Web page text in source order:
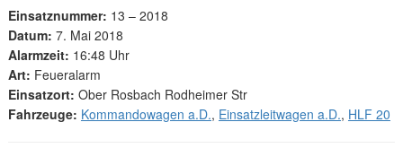
Einsatznummer: 13 – 2018
Datum: 7. Mai 2018
Alarmzeit: 16:48 Uhr
Art: Feueralarm
Einsatzort: Ober Rosbach Rodheimer Str
Fahrzeuge: Kommandowagen a.D., Einsatzleitwagen a.D., HLF 20